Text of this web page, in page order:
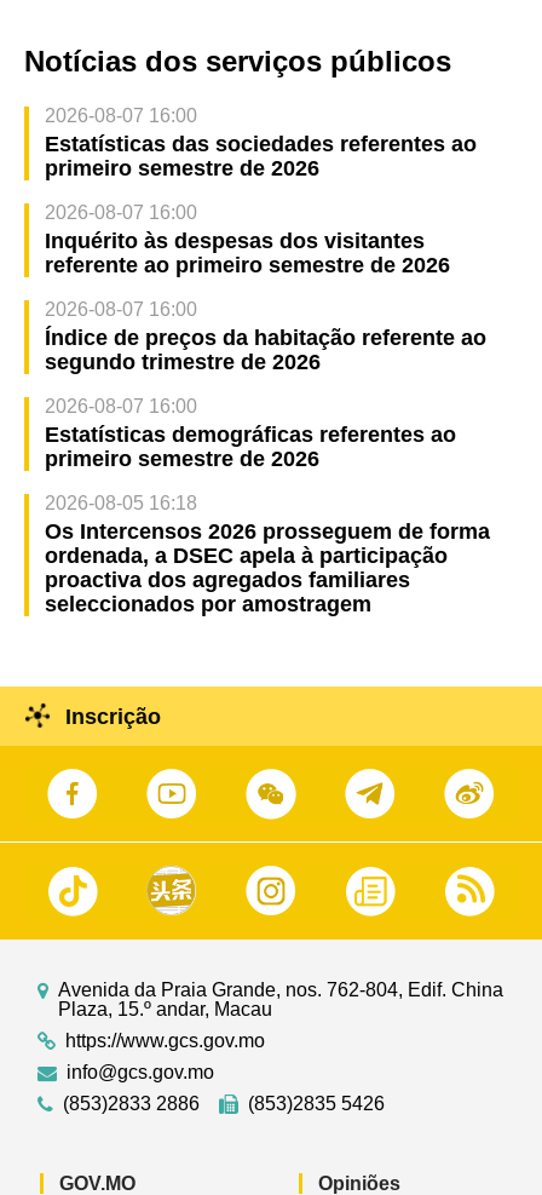
Notícias dos serviços públicos
2026-08-07 16:00
Estatísticas das sociedades referentes ao
primeiro semestre de 2026
2026-08-07 16:00
Inquérito às despesas dos visitantes
referente ao primeiro semestre de 2026
2026-08-07 16:00
Índice de preços da habitação referente ao
segundo trimestre de 2026
2026-08-07 16:00
Estatísticas demográficas referentes ao
primeiro semestre de 2026
2026-08-05 16:18
Os Intercensos 2026 prosseguem de forma
ordenada, a DSEC apela à participação
proactiva dos agregados familiares
seleccionados por amostragem
Inscrição
Avenida da Praia Grande, nos. 762-804, Edif. China
Plaza, 15.º andar, Macau
https://www.gcs.gov.mo
info@gcs.gov.mo
(853)2833 2886
(853)2835 5426
GOV.MO Opiniões